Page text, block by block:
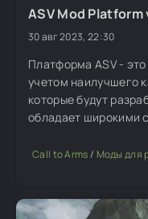
ASV Mod Platform
30 авг 2023, 22:30
Платформа ASV -
учетом наилучшего
которые будут
обладает широкими
эффектами и
Call to Arms / Моды для